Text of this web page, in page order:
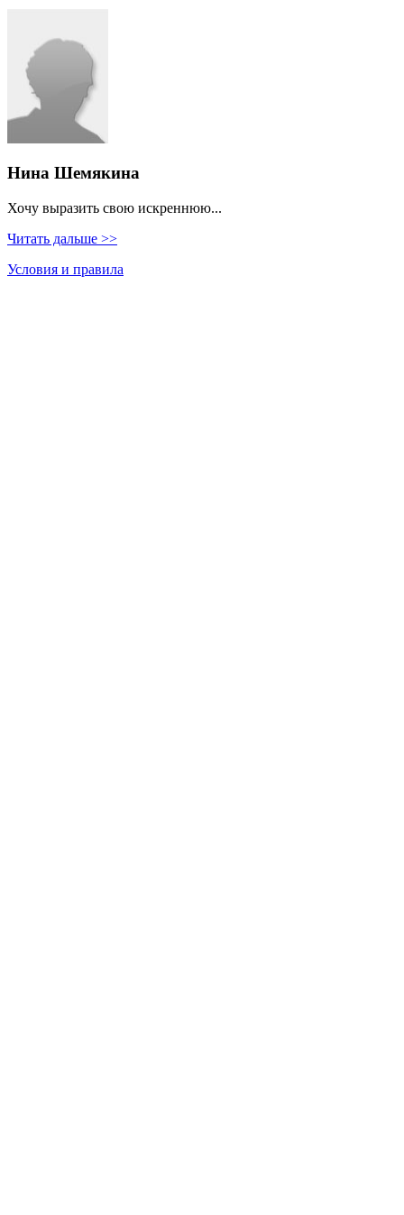
Нина Шемякина
Хочу выразить свою искреннюю...
Читать дальше >>
Условия и правила